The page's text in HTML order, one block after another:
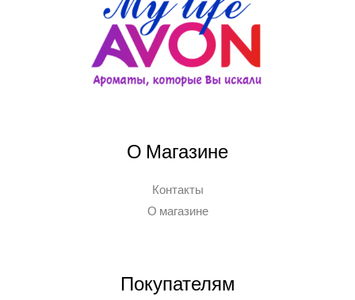
О Магазине
Контакты
О магазине
Покупателям